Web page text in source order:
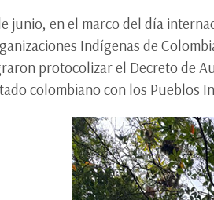
junio, en el marco del día
Indígenas de
protocolizar el Decreto de
colombiano con los Pueblos